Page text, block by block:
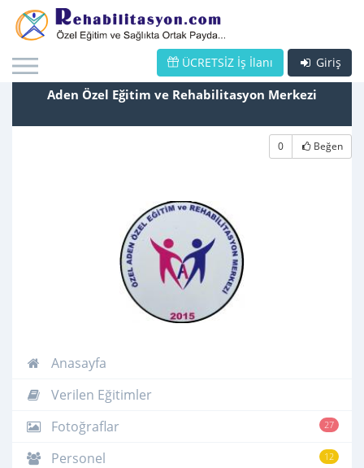
Giriş
ÜCRETSİZ İş İlanı
Aden Özel Eğitim ve Rehabilitasyon Merkezi
0 Beğen
Anasayfa
Verilen Eğitimler
27
Fotoğraflar
12
Personel